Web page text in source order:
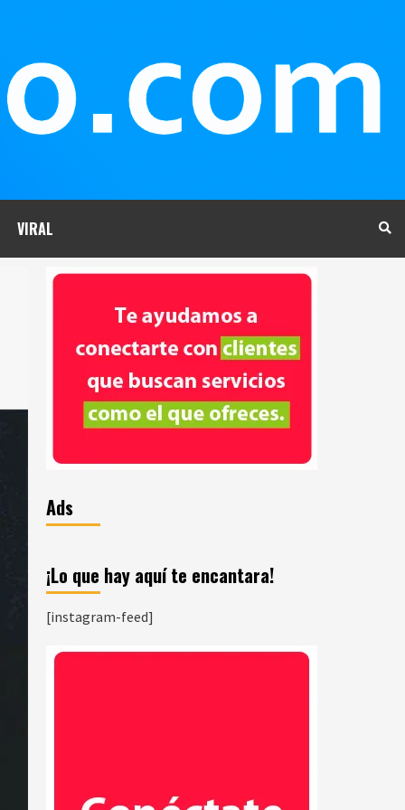
VIRAL
Ads
¡Lo que hay aquí te encantara!
[instagram-feed]